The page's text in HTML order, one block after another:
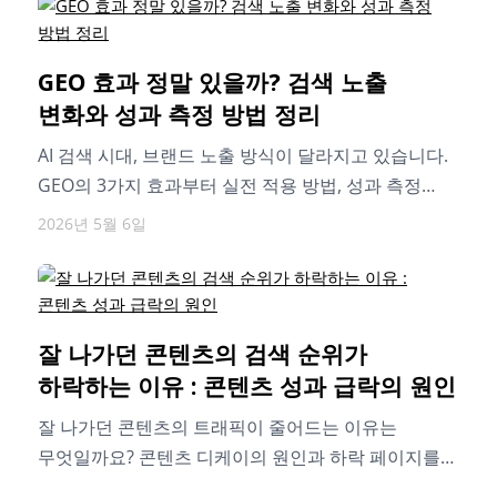
GEO 효과 정말 있을까? 검색 노출
변화와 성과 측정 방법 정리
AI 검색 시대, 브랜드 노출 방식이 달라지고 있습니다.
GEO의 3가지 효과부터 실전 적용 방법, 성과 측정
지표까지 단계별로…
2026년 5월 6일
잘 나가던 콘텐츠의 검색 순위가
하락하는 이유 : 콘텐츠 성과 급락의 원인
잘 나가던 콘텐츠의 트래픽이 줄어드는 이유는
무엇일까요? 콘텐츠 디케이의 원인과 하락 페이지를